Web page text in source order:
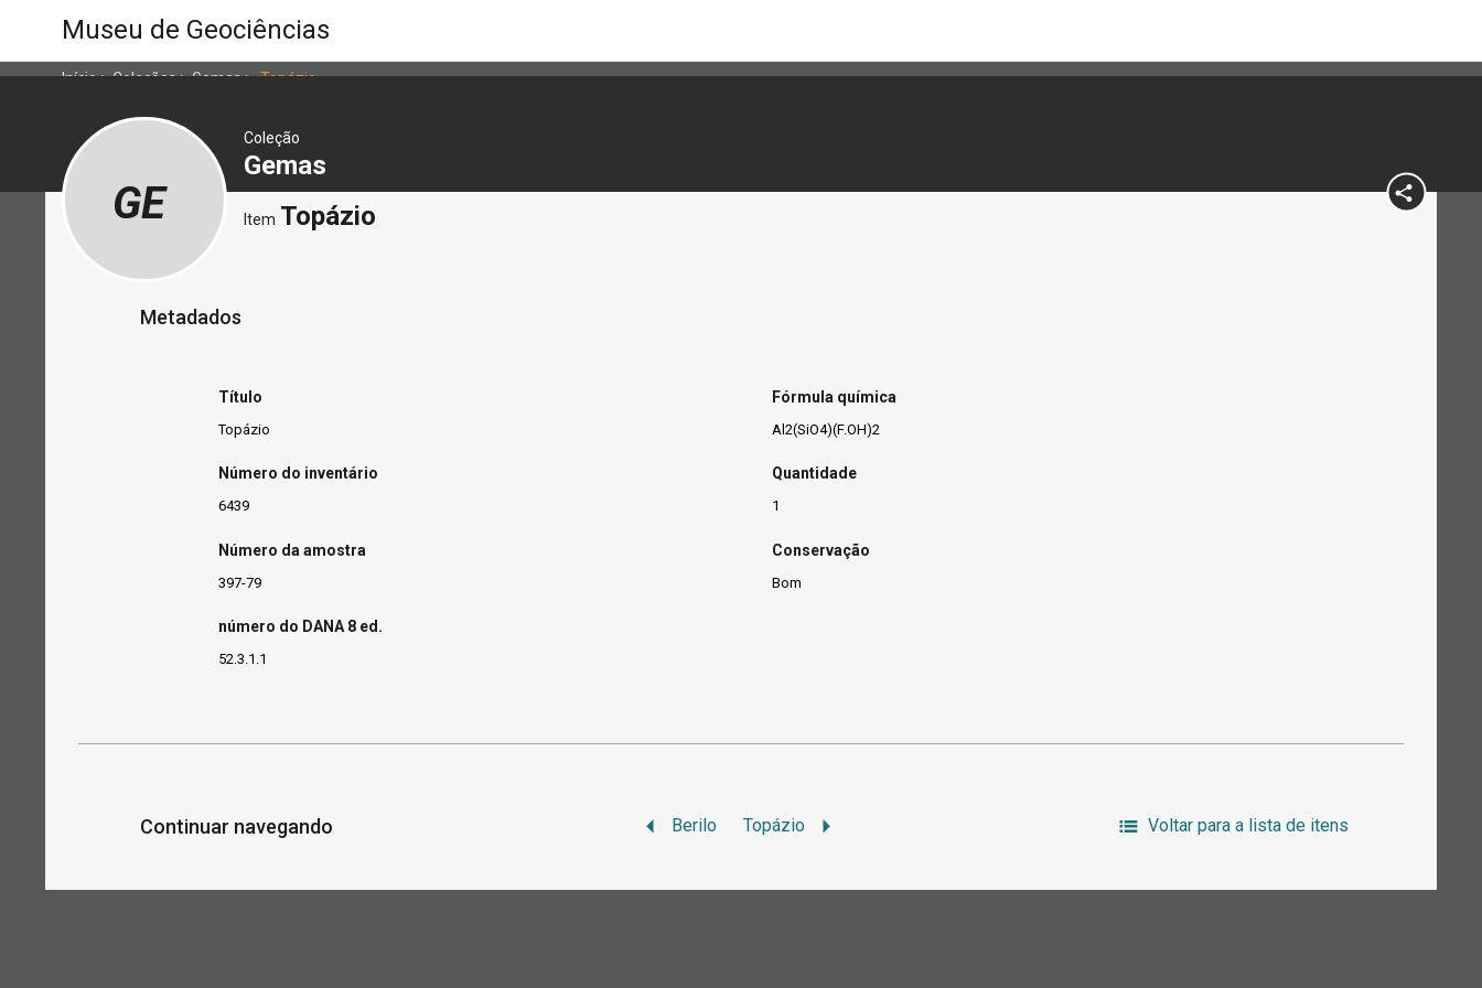
Museu de Geociências
Início>Coleções>Gemas>Topázio
Coleção
Gemas
GE Item Topázio
Metadados
Título
Topázio
Número do inventário
6439
Número da amostra
397-79
número do DANA 8 ed.
52.3.1.1
Fórmula química
Al2(SiO4)(F.OH)2
Quantidade
1
Conservação
Bom
Continuar navegando Berilo Topázio Voltar para a lista de itens